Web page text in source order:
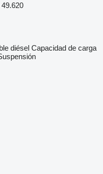
diésel Capacidad de carga